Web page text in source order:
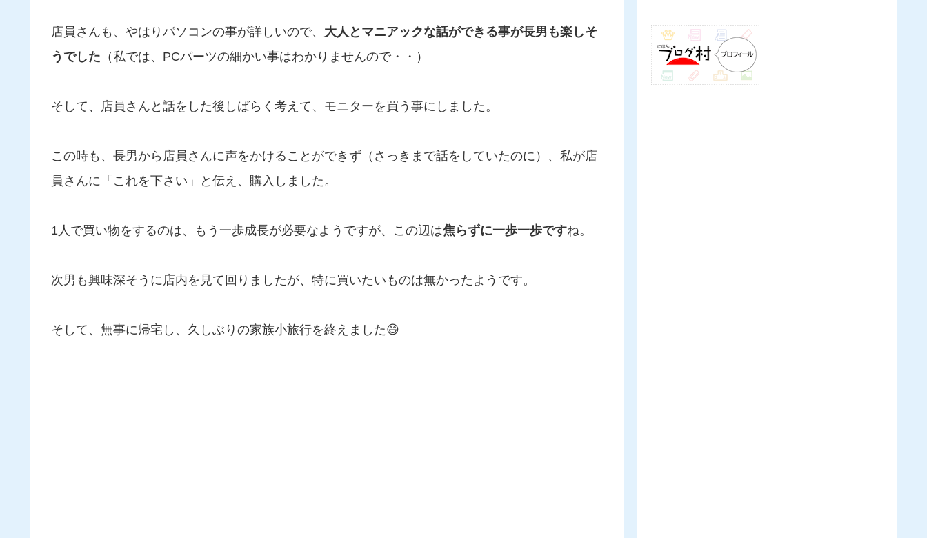
店員さんも、やはりパソコンの事が詳しいので、 大人とマニアックな話ができる事が長男も楽しそ
うでした （私では、PCパーツの細かい事はわかりませんので・・）
そして、店員さんと話をした後しばらく考えて、モニターを買う事にしました。
この時も、長男から店員さんに声をかけることができず（さっきまで話をしていたのに）、私が店
員さんに「これを下さい」と伝え、購入しました。
1人で買い物をするのは、もう一歩成長が必要なようですが、この辺は焦らずに一歩一歩ですね。
次男も興味深そうに店内を見て回りましたが、特に買いたいものは無かったようです。
そして、無事に帰宅し、久しぶりの家族小旅行を終えました😄